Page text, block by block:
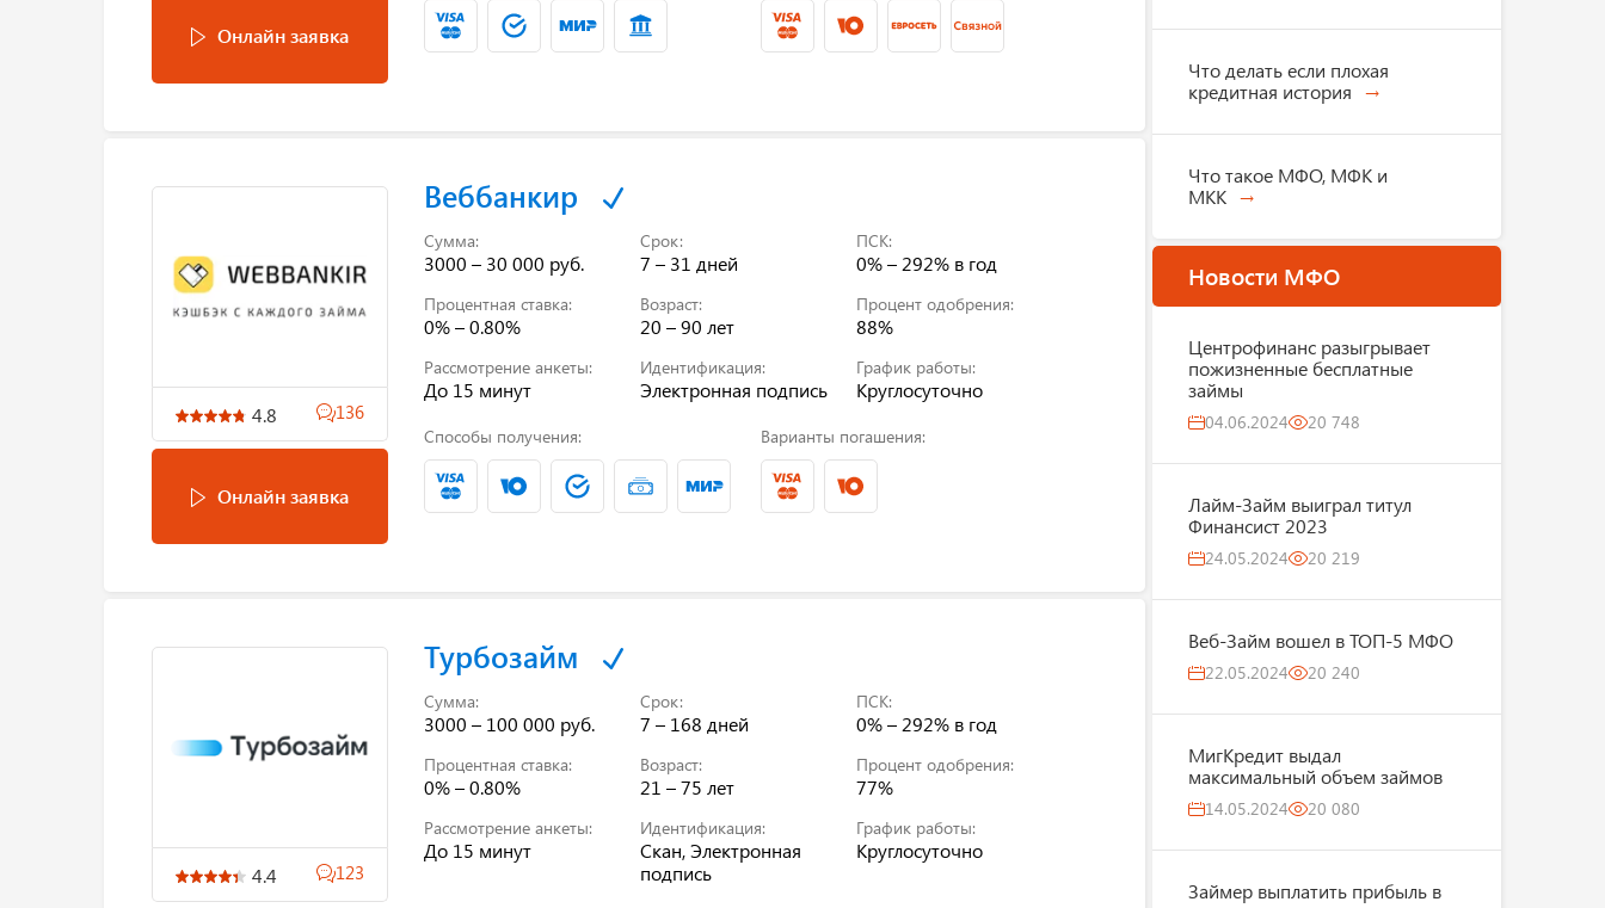
Онлайн заявка
4.8 136
Онлайн заявка
Веббанкир
Сумма:
3000 – 30 000 руб.
Срок:
7 – 31 дней
ПСК:
0% – 292% в год
Процентная ставка:
0% – 0.80%
Возраст:
20 – 90 лет
Процент одобрения:
88%
Рассмотрение анкеты:
До 15 минут
Идентификация:
Электронная подпись
График работы:
Круглосуточно
Способы получения: Варианты погашения:
4.4 123
Турбозайм
Сумма:
3000 – 100 000 руб.
Срок:
7 – 168 дней
ПСК:
0% – 292% в год
Процентная ставка:
0% – 0.80%
Возраст:
21 – 75 лет
Процент одобрения:
77%
Рассмотрение анкеты:
До 15 минут
Идентификация:
Скан, Электронная
подпись
График работы:
Круглосуточно
Что делать если плохая
кредитная история
Что такое МФО, МФК и
МКК
Новости МФО
Центрофинанс разыгрывает
пожизненные бесплатные
займы
04.06.2024 20 748
Лайм-Займ выиграл титул
Финансист 2023
24.05.2024 20 219
Веб-Займ вошел в ТОП-5 МФО
22.05.2024 20 240
МигКредит выдал
максимальный объем займов
14.05.2024 20 080
Займер выплатить прибыль в